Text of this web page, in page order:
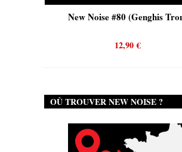
New Noise #80 (Genghis
12,90€
OÙ TROUVER NEW NOISE ?